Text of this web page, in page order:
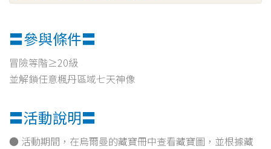
〓參與條件〓
冒險等階≥20級
並解鎖任意楓丹區域七天神像
〓活動說明〓
● 活動期間，在烏爾曼的藏寶冊中查看藏寶圖，並根據藏